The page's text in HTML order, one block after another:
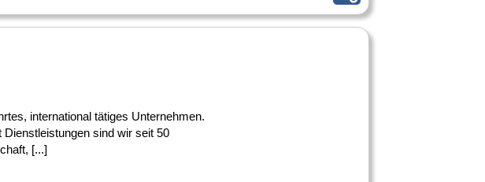
international tätiges Unternehmen.
sind wir seit 50
[...]